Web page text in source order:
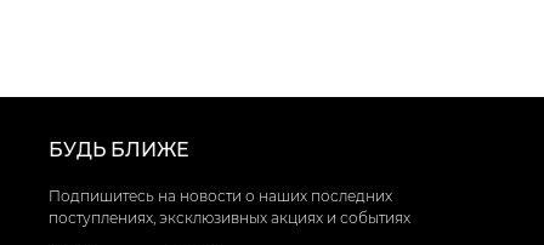
БУДЬ БЛИЖЕ
Подпишитесь на новости о наших последних
поступлениях, эксклюзивных акциях и событиях